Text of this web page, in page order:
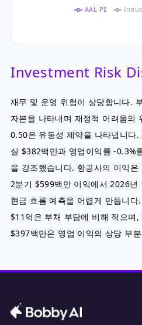
AAL PE
Investment Risk
재무 및 운영 위험이 상당합니다.
자본을 나타내며 재정적 어려움의
0.50은 유동성 제약을 나타냅니다
실 $382백만과 영업이익률 -0.3%
을 강조했습니다. 항공사의 이익
2분기 $599백만 이익에서 2026년
현금 흐름 예측을 어렵게 만듭니
$11억은 부채 부담에 비해 적으며
$397백만은 영업 이익의 상당 부